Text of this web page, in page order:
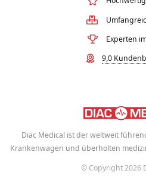
Experten
9,0
Diac Medical ist der weltweit
Krankenwagen und überholten
© Copyright 2026